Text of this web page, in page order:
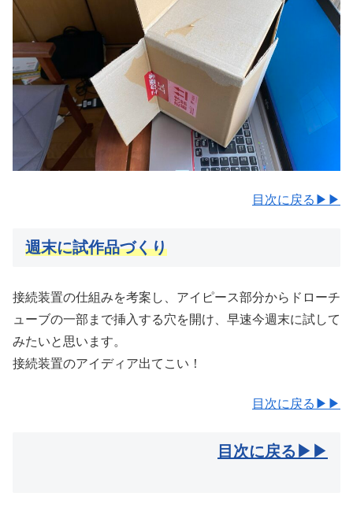
目次に戻る▶▶
週末に試作品づくり
接続装置の仕組みを考案し、アイピース部分からドローチ
ューブの一部まで挿入する穴を開け、早速今週末に試して
みたいと思います。
接続装置のアイディア出てこい！
目次に戻る▶▶
目次に戻る▶▶